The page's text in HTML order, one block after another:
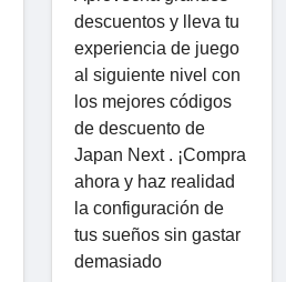
descuentos y lleva tu
experiencia de juego
al siguiente nivel con
los mejores códigos
de descuento de
Japan Next . ¡Compra
ahora y haz realidad
la configuración de
tus sueños sin gastar
demasiado